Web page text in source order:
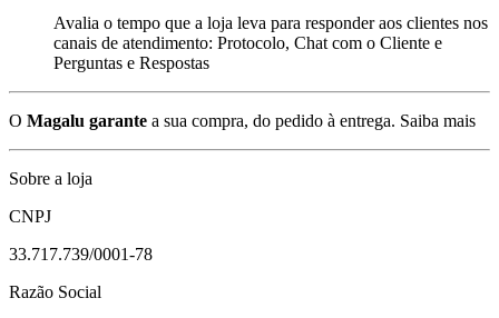
Avalia o tempo que a loja leva para responder aos clientes nos
canais de atendimento: Protocolo, Chat com o Cliente e
Perguntas e Respostas
O Magalu garante a sua compra, do pedido à entrega. Saiba mais
Sobre a loja
CNPJ
33.717.739/0001-78
Razão Social